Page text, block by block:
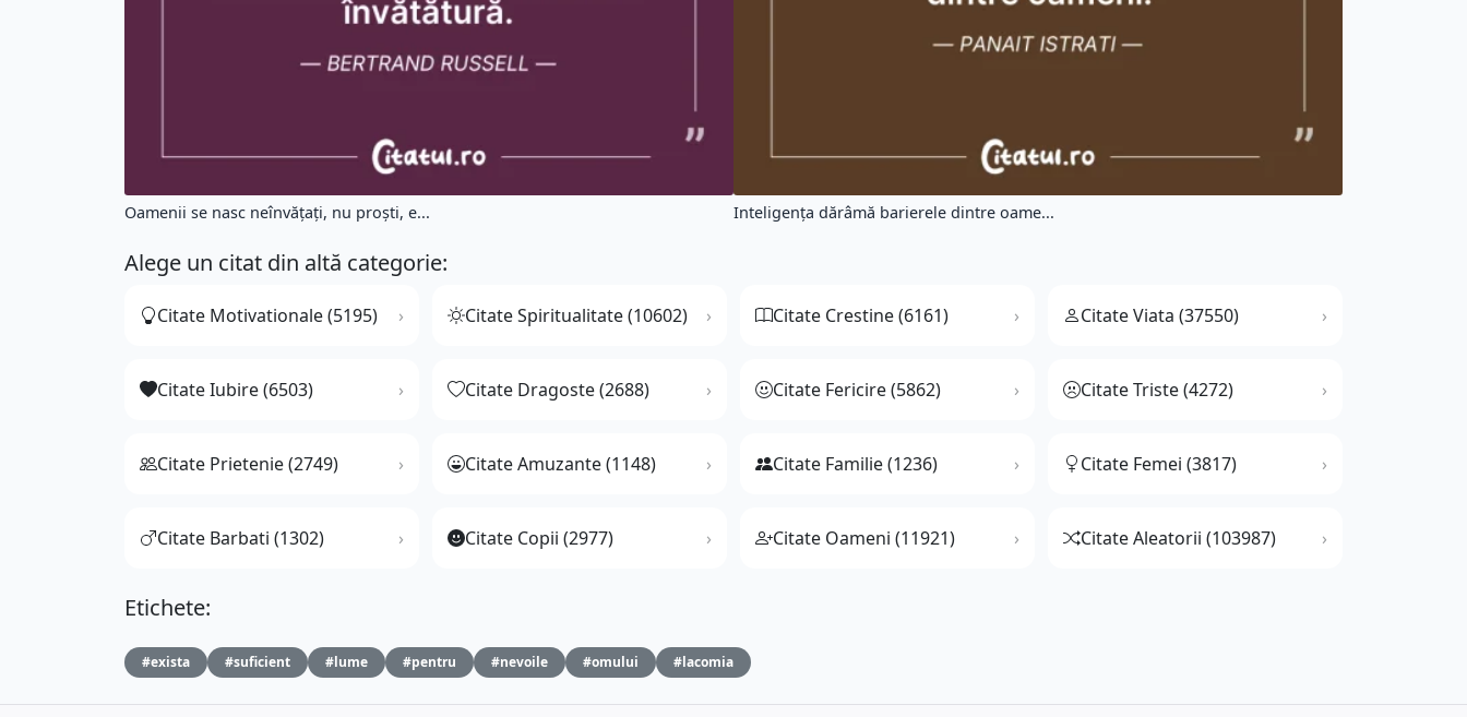
Oamenii se nasc neînvățați, nu proști, e... Inteligenţa dărâmă barierele dintre oame...
Alege un citat din altă categorie:
Citate Motivationale (5195) Citate Spiritualitate (10602) Citate Crestine (6161) Citate Viata (37550)
Citate Iubire (6503) Citate Dragoste (2688) Citate Fericire (5862) Citate Triste (4272)
Citate Prietenie (2749) Citate Amuzante (1148) Citate Familie (1236) Citate Femei (3817)
Citate Barbati (1302) Citate Copii (2977) Citate Oameni (11921) Citate Aleatorii (103987)
Etichete:
#exista #suficient #lume #pentru #nevoile #omului #lacomia